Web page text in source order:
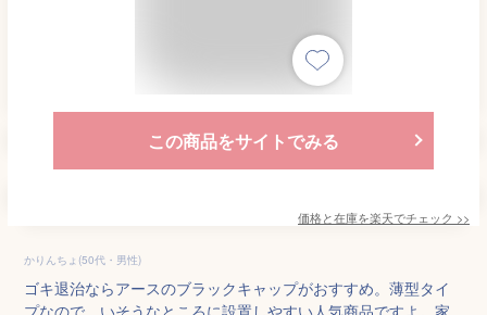
この商品をサイトでみる
価格と在庫を楽天でチェック >>
かりんちょ(50代・男性)
ゴキ退治ならアースのブラックキャップがおすすめ。薄型タイ
プなので、いそうなところに設置しやすい人気商品ですよ。家